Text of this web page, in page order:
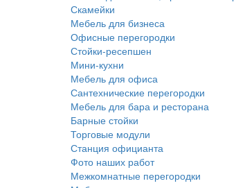
Скамейки
Мебель для бизнеса
Офисные перегородки
Стойки-ресепшен
Мини-кухни
Мебель для офиса
Сантехнические перегородки
Мебель для бара и ресторана
Барные стойки
Торговые модули
Станция официанта
Фото наших работ
Межкомнатные перегородки